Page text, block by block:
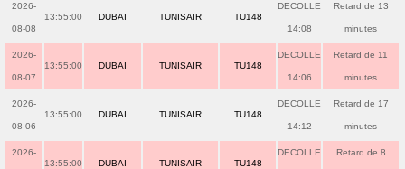
2026-
08-08
13:55:00 DUBAI TUNISAIR TU148
DECOLLE
14:08
Retard de 13
minutes
2026-
08-07
13:55:00 DUBAI TUNISAIR TU148
DECOLLE
14:06
Retard de 11
minutes
2026-
08-06
13:55:00 DUBAI TUNISAIR TU148
DECOLLE
14:12
Retard de 17
minutes
2026-
13:55:00 DUBAI TUNISAIR TU148
DECOLLE Retard de 8